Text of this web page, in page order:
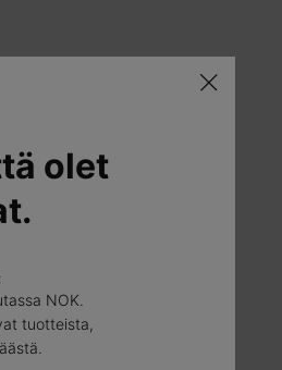
olet
NOK.
tuotteista,